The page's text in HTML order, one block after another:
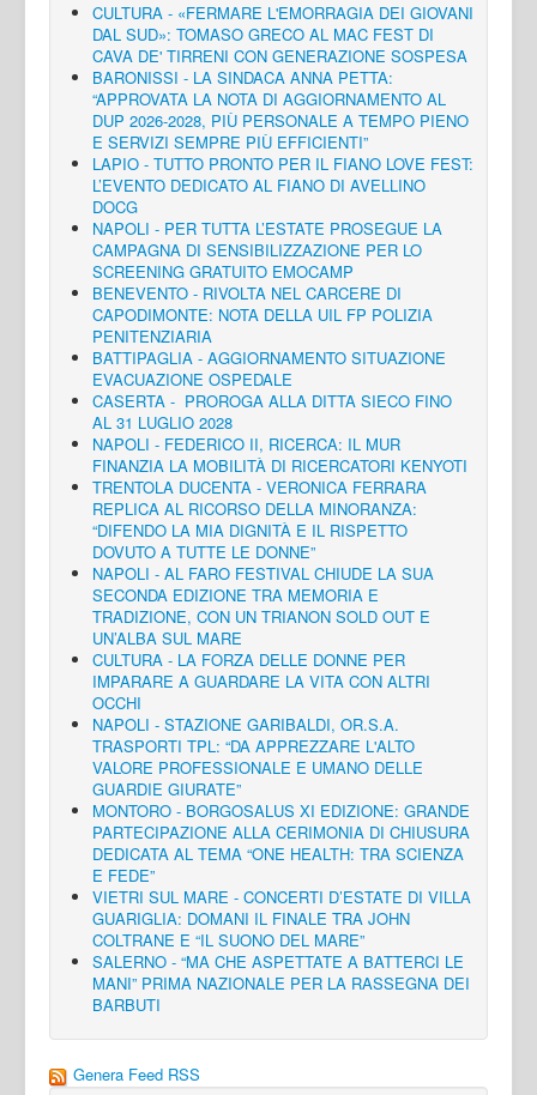
CULTURA - «FERMARE L'EMORRAGIA DEI GIOVANI
DAL SUD»: TOMASO GRECO AL MAC FEST DI
CAVA DE' TIRRENI CON GENERAZIONE SOSPESA
BARONISSI - LA SINDACA ANNA PETTA:
“APPROVATA LA NOTA DI AGGIORNAMENTO AL
DUP 2026-2028, PIÙ PERSONALE A TEMPO PIENO
E SERVIZI SEMPRE PIÙ EFFICIENTI”
LAPIO - TUTTO PRONTO PER IL FIANO LOVE FEST:
L’EVENTO DEDICATO AL FIANO DI AVELLINO
DOCG
NAPOLI - PER TUTTA L’ESTATE PROSEGUE LA
CAMPAGNA DI SENSIBILIZZAZIONE PER LO
SCREENING GRATUITO EMOCAMP
BENEVENTO - RIVOLTA NEL CARCERE DI
CAPODIMONTE: NOTA DELLA UIL FP POLIZIA
PENITENZIARIA
BATTIPAGLIA - AGGIORNAMENTO SITUAZIONE
EVACUAZIONE OSPEDALE
CASERTA - PROROGA ALLA DITTA SIECO FINO
AL 31 LUGLIO 2028
NAPOLI - FEDERICO II, RICERCA: IL MUR
FINANZIA LA MOBILITÀ DI RICERCATORI KENYOTI
TRENTOLA DUCENTA - VERONICA FERRARA
REPLICA AL RICORSO DELLA MINORANZA:
“DIFENDO LA MIA DIGNITÀ E IL RISPETTO
DOVUTO A TUTTE LE DONNE”
NAPOLI - AL FARO FESTIVAL CHIUDE LA SUA
SECONDA EDIZIONE TRA MEMORIA E
TRADIZIONE, CON UN TRIANON SOLD OUT E
UN’ALBA SUL MARE
CULTURA - LA FORZA DELLE DONNE PER
IMPARARE A GUARDARE LA VITA CON ALTRI
OCCHI
NAPOLI - STAZIONE GARIBALDI, OR.S.A.
TRASPORTI TPL: “DA APPREZZARE L'ALTO
VALORE PROFESSIONALE E UMANO DELLE
GUARDIE GIURATE”
MONTORO - BORGOSALUS XI EDIZIONE: GRANDE
PARTECIPAZIONE ALLA CERIMONIA DI CHIUSURA
DEDICATA AL TEMA “ONE HEALTH: TRA SCIENZA
E FEDE”
VIETRI SUL MARE - CONCERTI D’ESTATE DI VILLA
GUARIGLIA: DOMANI IL FINALE TRA JOHN
COLTRANE E “IL SUONO DEL MARE”
SALERNO - “MA CHE ASPETTATE A BATTERCI LE
MANI” PRIMA NAZIONALE PER LA RASSEGNA DEI
BARBUTI
Genera Feed RSS